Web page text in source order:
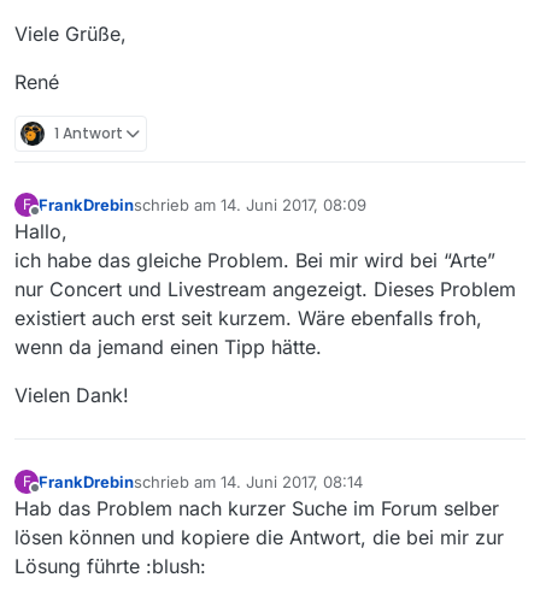
Viele Grüße,
René
1 Antwort
F
Offline
FrankDrebinschrieb am 14. Juni 2017, 08:09
zuletzt editiert von
Hallo,
ich habe das gleiche Problem. Bei mir wird bei “Arte”
nur Concert und Livestream angezeigt. Dieses Problem
existiert auch erst seit kurzem. Wäre ebenfalls froh,
wenn da jemand einen Tipp hätte.
Vielen Dank!
F
Offline
FrankDrebinschrieb am 14. Juni 2017, 08:14
zuletzt editiert von
Hab das Problem nach kurzer Suche im Forum selber
lösen können und kopiere die Antwort, die bei mir zur
Lösung führte :blush: